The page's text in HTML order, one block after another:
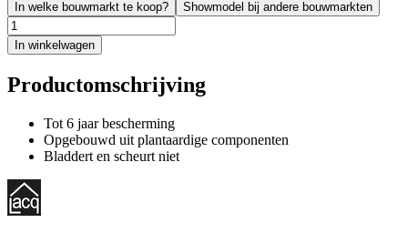
In welke bouwmarkt te koop? Showmodel bij andere bouwmarkten
In winkelwagen
Productomschrijving
Tot 6 jaar bescherming
Opgebouwd uit plantaardige componenten
Bladdert en scheurt niet